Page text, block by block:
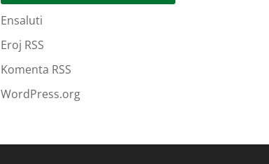
Ensaluti
Eroj RSS
Komenta RSS
WordPress.org